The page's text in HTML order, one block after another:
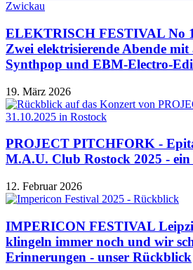
ELEKTRISCH FESTIVAL No
Zwei elektrisierende Abende
Synthpop und EBM-Electro-
19. März 2026
PROJECT PITCHFORK -
M.A.U. Club Rostock 2025 -
12. Februar 2026
IMPERICON FESTIVAL
klingeln immer noch und wir
Erinnerungen - unser Rückblick